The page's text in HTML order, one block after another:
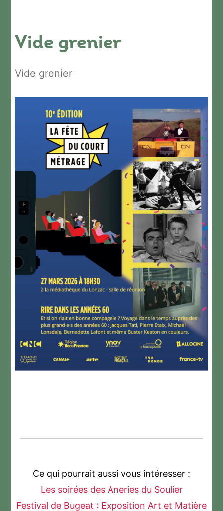
Vide grenier
Vide grenier
Ce qui pourrait aussi vous intéresser :
Les soirées des Aneries du Soulier
Festival de Bugeat : Exposition Art et Matière